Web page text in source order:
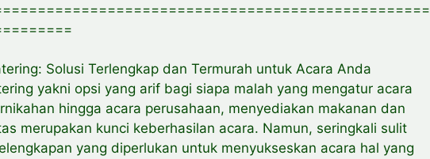
Solusi Terlengkap dan Termurah untuk Acara Anda
yakni opsi yang arif bagi siapa malah yang mengatur acara
hingga acara perusahaan, menyediakan makanan dan
merupakan kunci keberhasilan acara. Namun, seringkali sulit
yang diperlukan untuk menyukseskan acara hal yang